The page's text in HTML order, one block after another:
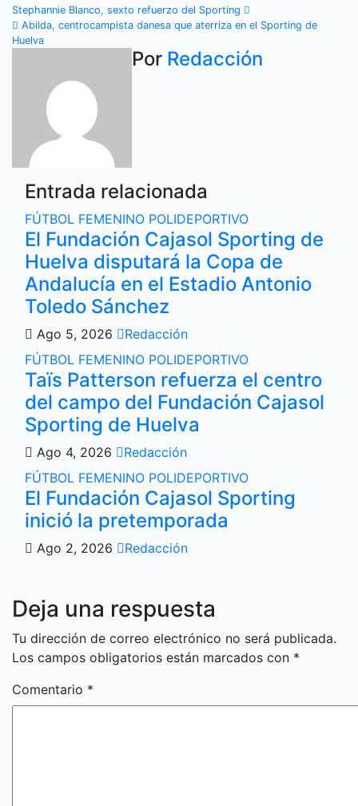
Navegación
de
entradas
Stephannie Blanco, sexto refuerzo del Sporting
Abilda, centrocampista danesa que aterriza en el Sporting de
Huelva
Por Redacción
Entrada relacionada
FÚTBOL FEMENINO POLIDEPORTIVO
El Fundación Cajasol Sporting de
Huelva disputará la Copa de
Andalucía en el Estadio Antonio
Toledo Sánchez
Ago 5, 2026
Redacción
FÚTBOL FEMENINO POLIDEPORTIVO
Taïs Patterson refuerza el centro
del campo del Fundación Cajasol
Sporting de Huelva
Ago 4, 2026
Redacción
FÚTBOL FEMENINO POLIDEPORTIVO
El Fundación Cajasol Sporting
inició la pretemporada
Ago 2, 2026 Redacción
Deja una respuesta
Tu dirección de correo electrónico no será publicada.
Los campos obligatorios están marcados con *
Comentario *